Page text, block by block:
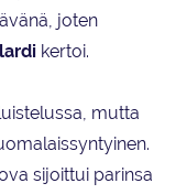
joten
kertoi.
mutta
sijoittui parinsa